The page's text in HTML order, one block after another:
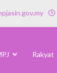
Rakyat